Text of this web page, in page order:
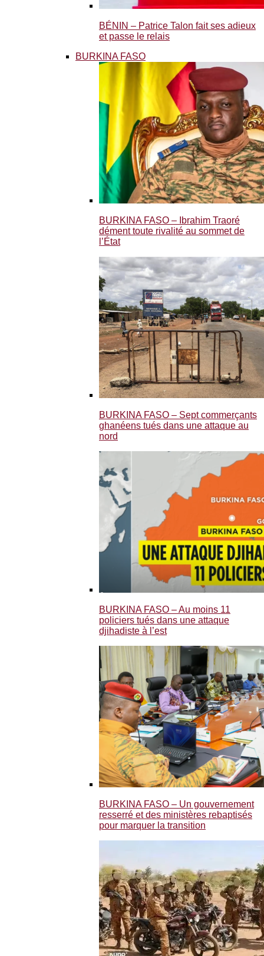
BÉNIN – Patrice Talon fait ses adieux
et passe le relais
BURKINA FASO
BURKINA FASO – Ibrahim Traoré
dément toute rivalité au sommet de
l’État
BURKINA FASO – Sept commerçants
ghanéens tués dans une attaque au
nord
BURKINA FASO – Au moins 11
policiers tués dans une attaque
djihadiste à l’est
BURKINA FASO – Un gouvernement
resserré et des ministères rebaptisés
pour marquer la transition